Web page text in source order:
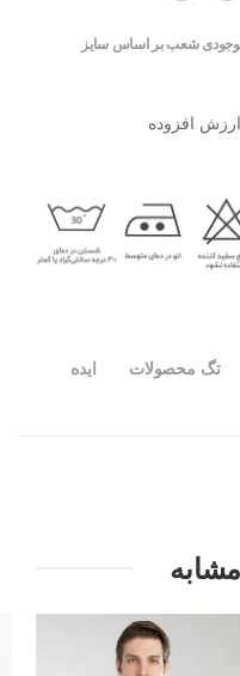
شعب بر اساس سایز
بر ارزش افزوده
تگ محصولات ایده